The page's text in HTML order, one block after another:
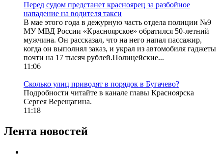
Перед судом предстанет красноярец за разбойное
нападение на водителя такси
В мае этого года в дежурную часть отдела полиции №9
МУ МВД России «Красноярское» обратился 50-летний
мужчина. Он рассказал, что на него напал пассажир,
когда он выполнял заказ, и украл из автомобиля гаджеты
почти на 17 тысяч рублей.Полицейские...
11:06
Сколько улиц приводят в порядок в Бугачево?
Подробности читайте в канале главы Красноярска
Сергея Верещагина.
11:18
Лента новостей